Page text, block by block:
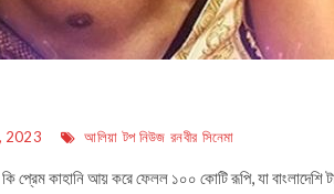
2023 আলিয়া টপ নিউজ রনবীর সিনেমা
কি প্রেম কাহানি আয় করে ফেলল ১০০ কোটি রূপি, যা